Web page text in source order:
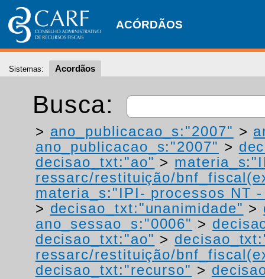
ACÓRDÃOS
Sistemas: Acordãos
Busca:
> ano_publicacao_s:"2007" >
ano_publicacao_s:"2007" >
decisao_txt:"ao" >
ressarc/restituição/
materia_s:"IPI- processos NT
> decisao_txt:"unanimidade" >
ano_sessao_s:"0006" >
decisao_txt:"ao" >
ressarc/restituição/
decisao_txt:"recurso" >